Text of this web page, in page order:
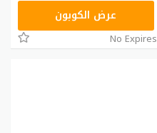
AC182عرض الكوبون
No Expires